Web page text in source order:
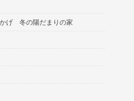
げ 冬の陽だまりの家